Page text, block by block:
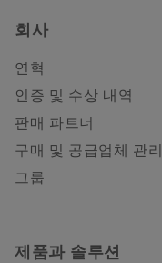
회사
연혁
인증 및 수상 내역
판매 파트너
구매 및 공급업체 관리
그룹
제품과 솔루션